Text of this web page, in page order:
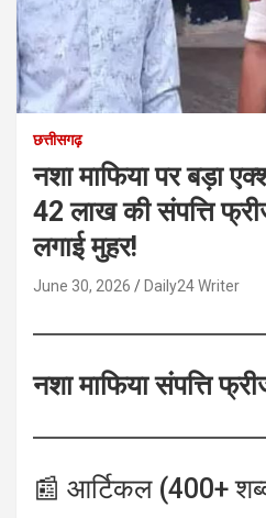
छत्तीसगढ़
नशा माफिया पर बड़ा
42 लाख की संपत्ति
लगाई मुहर!
June 30, 2026 Daily24 Writer
नशा माफिया संपत्ति
📰 आर्टिकल (400+